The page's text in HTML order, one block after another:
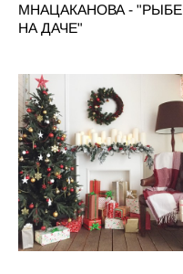
МНАЦАКАНОВА - "РЫБЕ
НА ДАЧЕ"